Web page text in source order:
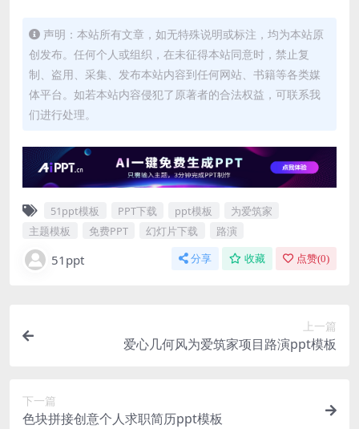
声明：本站所有文章，如无特殊说明或标注，均为本站原
创发布。任何个人或组织，在未征得本站同意时，禁止复
制、盗用、采集、发布本站内容到任何网站、书籍等各类媒
体平台。如若本站内容侵犯了原著者的合法权益，可联系我
们进行处理。
51ppt模板 PPT下载 ppt模板
为爱筑家
主题模板
免费PPT 幻灯片下载 路演
51ppt 分享 收藏 点赞(0)
上一篇
爱心几何风为爱筑家项目路演ppt模板
下一篇
色块拼接创意个人求职简历ppt模板